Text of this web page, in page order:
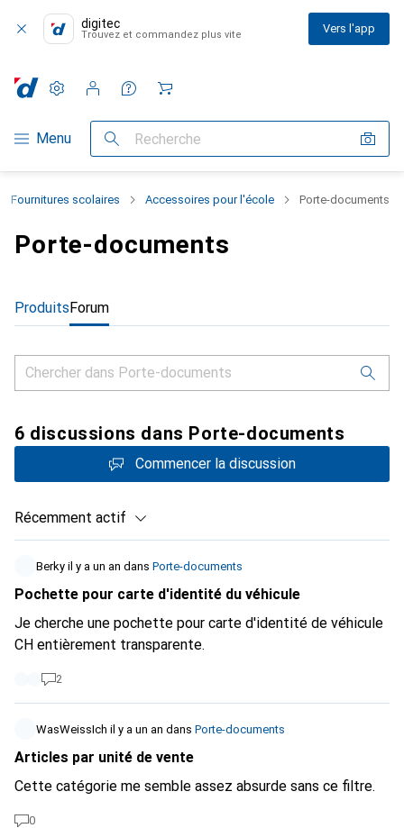
digitec
Trouvez et commandez plus vite Vers l'app
Navigation par catégorie
Menu Recherche
Paramètres
Compte client
Listes de comparaison
Listes d'envies
Panier
Fournitures scolaires Accessoires pour l'école Porte-documents
Porte-documents
ProduitsForum
6 discussions dans Porte-documents
Commencer la discussion
Récemment actif
Berky il y a un an dans Porte-documents
Pochette pour carte d'identité du véhicule
Je cherche une pochette pour carte d'identité de véhicule
CH entièrement transparente.
2
WasWeissIch il y a un an dans Porte-documents
Articles par unité de vente
Cette catégorie me semble assez absurde sans ce filtre.
0